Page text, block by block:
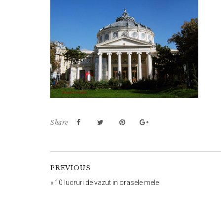
Share
PREVIOUS
« 10 lucruri de vazut in orasele mele